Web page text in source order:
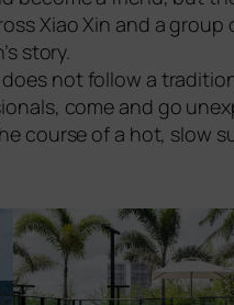
Xiao Xin and a
sto­ry.
not fol­low a
come and go
cour­se of a hot, slow